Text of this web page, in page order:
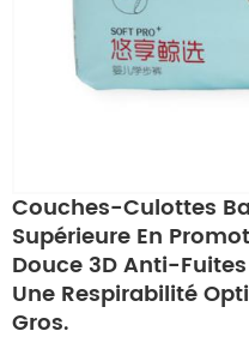
Couches-Culottes
Supérieure En
Douce 3D Anti-
Une Respirabilité
Gros.